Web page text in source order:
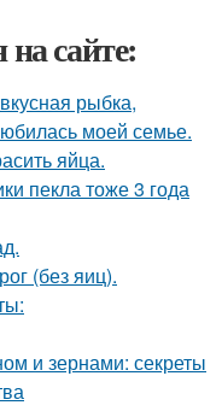
сайте:
рыбка,
моей семье.
яйца.
пекла тоже 3 года
(без яиц).
и зернами: секреты